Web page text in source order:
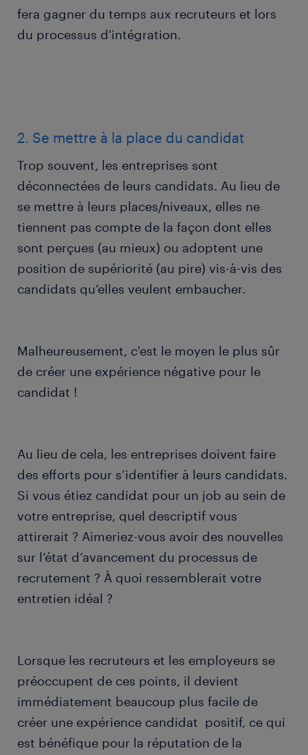
fera gagner du temps aux recruteurs et lors
du processus d'intégration.
2. Se mettre à la place du candidat
Trop souvent, les entreprises sont
déconnectées de leurs candidats. Au lieu de
se mettre à leurs places/niveaux, elles ne
tiennent pas compte de la façon dont elles
sont perçues (au mieux) ou adoptent une
position de supériorité (au pire) vis-à-vis des
candidats qu’elles veulent embaucher.
Malheureusement, c'est le moyen le plus sûr
de créer une expérience négative pour le
candidat !
Au lieu de cela, les entreprises doivent faire
des efforts pour s’identifier à leurs candidats.
Si vous étiez candidat pour un job au sein de
votre entreprise, quel descriptif vous
attirerait ? Aimeriez-vous avoir des nouvelles
sur l’état d’avancement du processus de
recrutement ? À quoi ressemblerait votre
entretien idéal ?
Lorsque les recruteurs et les employeurs se
préoccupent de ces points, il devient
immédiatement beaucoup plus facile de
créer une expérience candidat positif, ce qui
est bénéfique pour la réputation de la